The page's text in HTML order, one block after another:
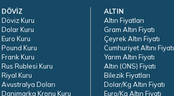
DÖVİZ
Döviz Kuru
Dolar Kuru
Euro Kuru
Pound Kuru
Frank Kuru
Rus Rublesi Kuru
Riyal Kuru
Avustralya Doları
Danimarka Kronu Kuru
ALTIN
Altın Fiyatları
Gram Altın Fiyatı
Çeyrek Altın Fiyatı
Cumhuriyet Altını Fiyatı
Yarım Altın Fiyatı
Altın (ONS) Fiyatı
Bilezik Fiyatları
Dolar/Kg Altın Fiyatı
Euro/Kg Altın Fiyatı